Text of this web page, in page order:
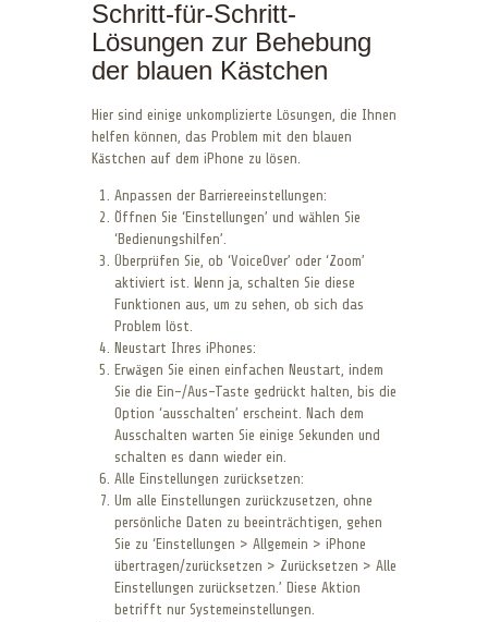
Schritt-für-Schritt-
Lösungen zur Behebung
der blauen Kästchen
Hier sind einige unkomplizierte Lösungen, die Ihnen
helfen können, das Problem mit den blauen
Kästchen auf dem iPhone zu lösen.
Anpassen der Barriereeinstellungen:
Öffnen Sie ‘Einstellungen’ und wählen Sie
‘Bedienungshilfen’.
Überprüfen Sie, ob ‘VoiceOver’ oder ‘Zoom’
aktiviert ist. Wenn ja, schalten Sie diese
Funktionen aus, um zu sehen, ob sich das
Problem löst.
Neustart Ihres iPhones:
Erwägen Sie einen einfachen Neustart, indem
Sie die Ein-/Aus-Taste gedrückt halten, bis die
Option ‘ausschalten’ erscheint. Nach dem
Ausschalten warten Sie einige Sekunden und
schalten es dann wieder ein.
Alle Einstellungen zurücksetzen:
Um alle Einstellungen zurückzusetzen, ohne
persönliche Daten zu beeinträchtigen, gehen
Sie zu ‘Einstellungen > Allgemein > iPhone
übertragen/zurücksetzen > Zurücksetzen > Alle
Einstellungen zurücksetzen.’ Diese Aktion
betrifft nur Systemeinstellungen.